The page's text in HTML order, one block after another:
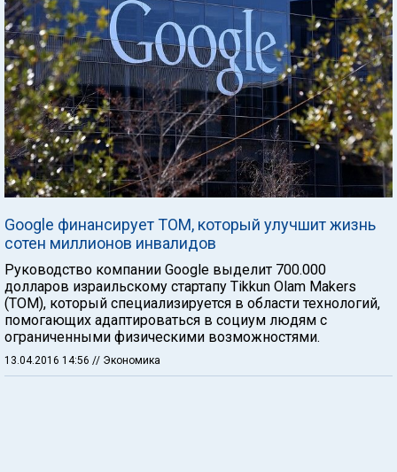
Google финансирует ТОМ, который улучшит жизнь
сотен миллионов инвалидов
Руководство компании Google выделит 700.000
долларов израильскому стартапу Tikkun Olam Makers
(ТОМ), который специализируется в области технологий,
помогающих адаптироваться в социум людям с
ограниченными физическими возможностями.
13.04.2016 14:56 // Экономика